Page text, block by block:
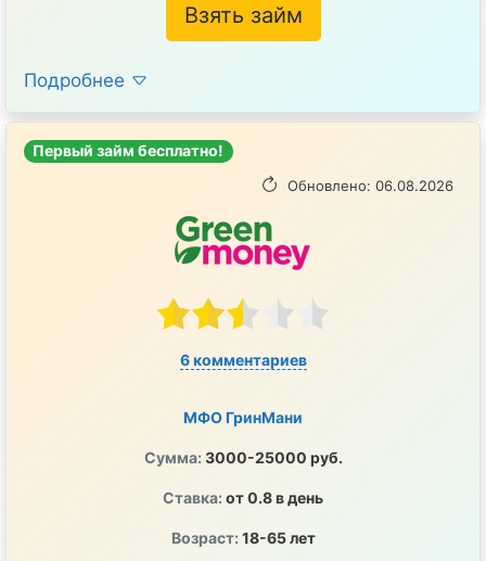
Взять займ
Подробнее
Первый займ бесплатно!
Обновлено: 06.08.2026
6 комментариев
МФО ГринМани
Сумма: 3000-25000 руб.
Ставка: от 0.8 в день
Возраст: 18-65 лет